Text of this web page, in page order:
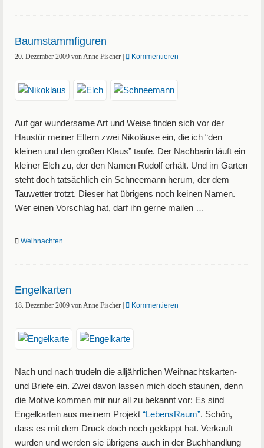
Baumstammfiguren
20. Dezember 2009 vonAnne Fischer Kommentieren
Auf gar wundersame Art und Weise finden sich vor der
Haustür meiner Eltern zwei Nikoläuse ein, die ich “den
kleinen und den großen Klaus” taufe. Der Nachbarin läuft ein
kleiner Elch zu, der den Namen Rudolf erhält. Und im Garten
steht doch tatsächlich ein Schneemann herum, der dem
Tauwetter trotzt. Dieser hat übrigens noch keinen Namen.
Wer einen Vorschlag hat, darf ihn gerne mailen …
Weihnachten
Engelkarten
18. Dezember 2009 vonAnne Fischer Kommentieren
Nach und nach trudeln die alljährlichen Weihnachtskarten-
und Briefe ein. Zwei davon lassen mich doch staunen, denn
die Motive kommen mir nur all zu bekannt vor: Es sind
Engelkarten aus meinem Projekt “LebensRaum”. Schön,
dass es mit dem Druck doch noch geklappt hat. Verkauft
wurden und werden sie übrigens auch in der Buchhandlung